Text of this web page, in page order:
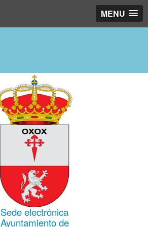
MENU
Sede electrónica
Ayuntamiento de